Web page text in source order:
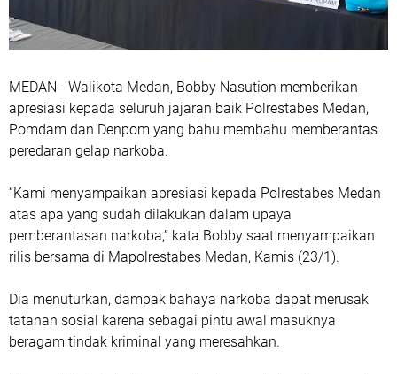
MEDAN - Walikota Medan, Bobby Nasution memberikan
apresiasi kepada seluruh jajaran baik Polrestabes Medan,
Pomdam dan Denpom yang bahu membahu memberantas
peredaran gelap narkoba.
“Kami menyampaikan apresiasi kepada Polrestabes Medan
atas apa yang sudah dilakukan dalam upaya
pemberantasan narkoba,” kata Bobby saat menyampaikan
rilis bersama di Mapolrestabes Medan, Kamis (23/1).
Dia menuturkan, dampak bahaya narkoba dapat merusak
tatanan sosial karena sebagai pintu awal masuknya
beragam tindak kriminal yang meresahkan.